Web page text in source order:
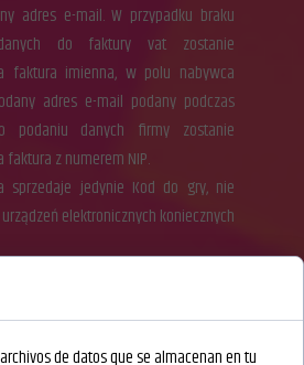
adres e-mail. W przypadku braku
do faktury vat zostanie
faktura imienna, w polu nabywca
adres e-mail podany podczas
podaniu danych firmy zostanie
z numerem NIP.
sprzedaje jedynie Kod do gry, nie
elektronicznych koniecznych
Zamówienia
de datos que se almacenan en tu